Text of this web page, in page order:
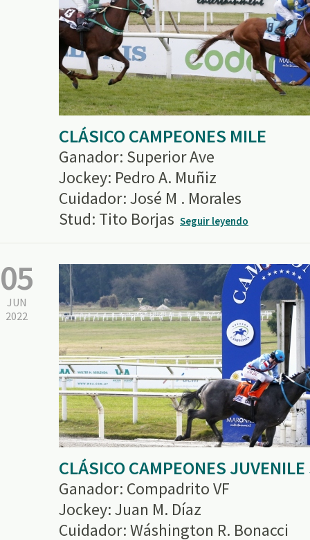
CLÁSICO CAMPEONES MILE
Ganador: Superior Ave
Jockey: Pedro A. Muñiz
Cuidador: José M . Morales
Stud: Tito Borjas Seguir leyendo
05
JUN
2022
CLÁSICO CAMPEONES
Ganador: Compadrito VF
Jockey: Juan M. Díaz
Cuidador: Wáshington R. Bonacci